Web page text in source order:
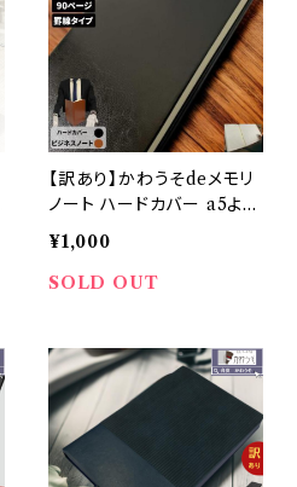
紺色・緑色）
【訳あり】かわうそdeメモリ
ノート ハードカバー a5より
小さい おしゃれ メモ 持ち運
び 飲食店 高級感 ビジネス
PUレザー 合成皮革 todo
¥1,000
SOLD OUT